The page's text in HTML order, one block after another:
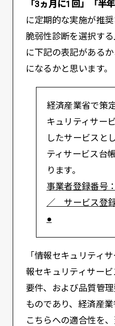
「3ヵ月に1回」「半
に定期的な実施が推奨
脆弱性診断を選択す
に下記の表記がある
になるかと思います。
経済産業省で策
キュリティサー
したサービスと
ティサービス台
ります。
事業者登録番号
／ サービス登
●
「情報セキュリティ
報セキュリティサー
要件、および品質管
ものであり、経済産業
こちらへの適合性を